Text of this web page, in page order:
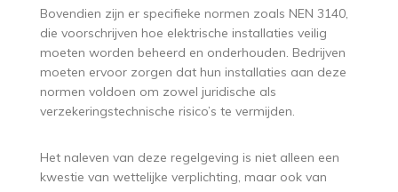
Bovendien zijn er specifieke normen zoals NEN 3140,
die voorschrijven hoe elektrische installaties veilig
moeten worden beheerd en onderhouden. Bedrijven
moeten ervoor zorgen dat hun installaties aan deze
normen voldoen om zowel juridische als
verzekeringstechnische risico’s te vermijden.
Het naleven van deze regelgeving is niet alleen een
kwestie van wettelijke verplichting, maar ook van